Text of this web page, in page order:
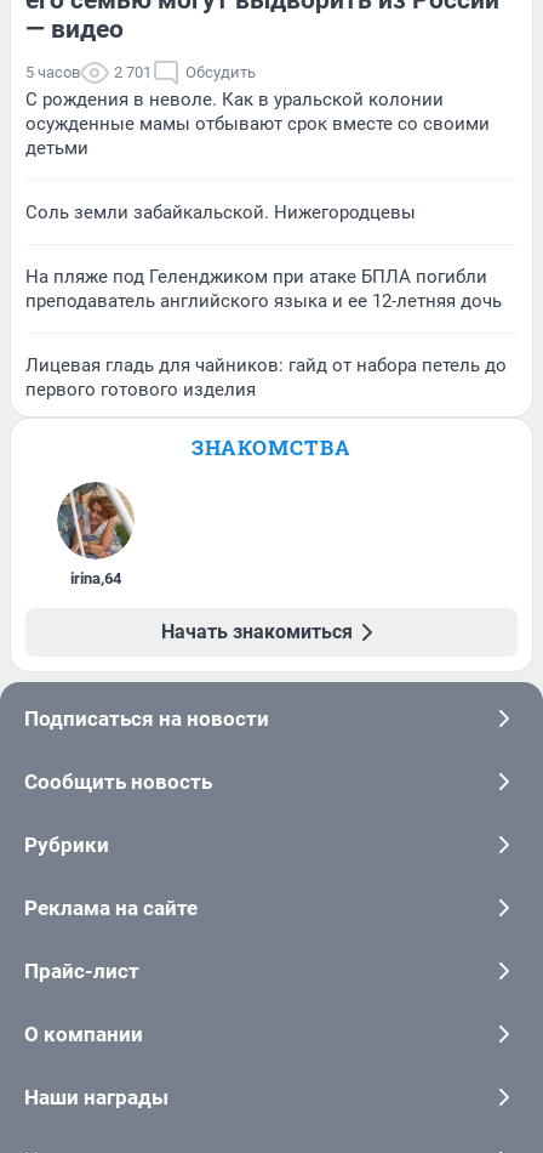
— видео
5 часов 2 701 Обсудить
С рождения в неволе. Как в уральской колонии
осужденные мамы отбывают срок вместе со своими
детьми
Соль земли забайкальской. Нижегородцевы
На пляже под Геленджиком при атаке БПЛА погибли
преподаватель английского языка и ее 12-летняя дочь
Лицевая гладь для чайников: гайд от набора петель до
первого готового изделия
ЗНАКОМСТВА
irina,64
Начать знакомиться
Подписаться на новости
Сообщить новость
Рубрики
Реклама на сайте
Прайс-лист
О компании
Наши награды